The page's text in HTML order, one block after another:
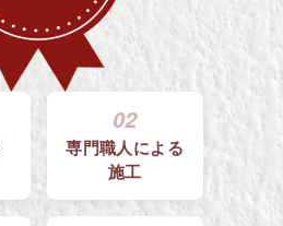
02
専門職人による
施工